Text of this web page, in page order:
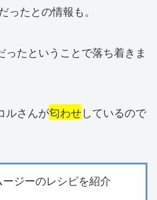
ったとの情報も。
ったということで落ち着きま
ルさんが匂わせしているので
ジーのレシピを紹介